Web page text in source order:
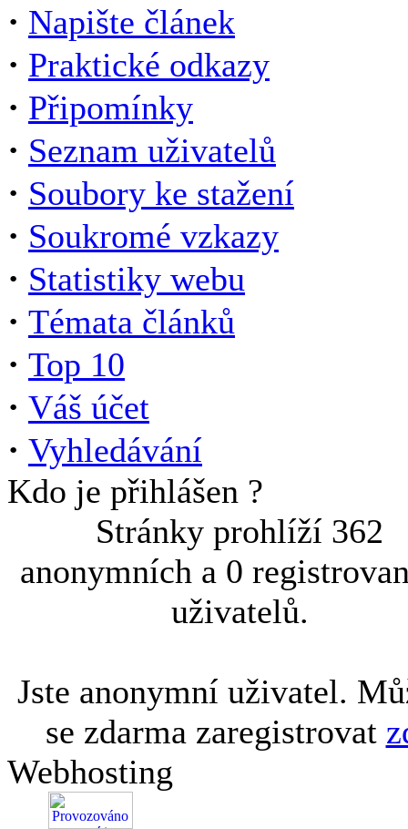
· Napište článek
· Praktické odkazy
· Připomínky
· Seznam uživatelů
· Soubory ke stažení
· Soukromé vzkazy
· Statistiky webu
· Témata článků
· Top 10
· Váš účet
· Vyhledávání
Kdo je přihlášen ?
Stránky prohlíží 362
anonymních a 0
uživatelů.
Jste anonymní uživatel.
se zdarma zaregistrovat
Webhosting